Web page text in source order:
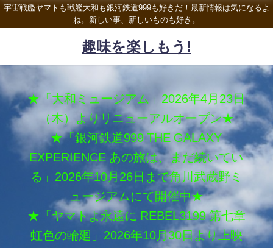
宇宙戦艦ヤマトも戦艦大和も銀河鉄道999も好きだ！最新情報は気になるよ
ね。新しい事、新しいものも好き。
趣味を楽しもう!
★「大和ミュージアム」2026年4月23日
（木）よりリニューアルオープン★
★「銀河鉄道999 THE GALAXY
EXPERIENCE あの旅は、まだ続いてい
る」2026年10月26日まで角川武蔵野ミ
ュージアムにて開催中★
★「ヤマトよ永遠に REBEL3199 第七章
虹色の輪廻」2026年10月30日より上映